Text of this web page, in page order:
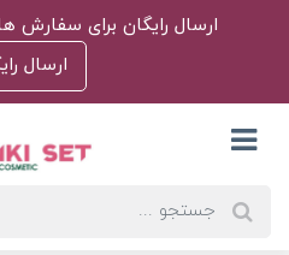
ارسال رایگان برای سفارش های بالای
ارسال